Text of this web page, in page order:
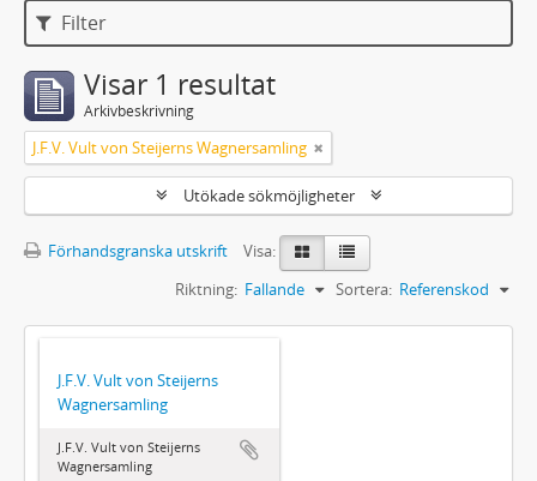
Filter
Visar 1 resultat
Arkivbeskrivning
J.F.V. Vult von Steijerns Wagnersamling
Utökade sökmöjligheter
Förhandsgranska utskrift
Visa:
Sortera: Referenskod
Riktning: Fallande
J.F.V. Vult von Steijerns
Wagnersamling
J.F.V. Vult von Steijerns
Wagnersamling